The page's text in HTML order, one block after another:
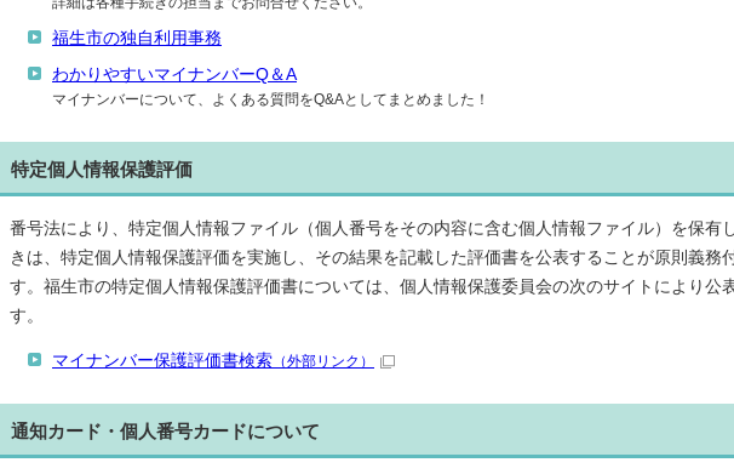
福生市の独自利用事務
わかりやすいマイナンバーQ＆A
マイナンバーについて、よくある質問をQ&Aとしてまとめました！
特定個人情報保護評価
番号法により、特定個人情報ファイル（個人番号をその内容に含む個人情報ファイル）を保有
きは、特定個人情報保護評価を実施し、その結果を記載した評価書を公表することが原則義務
す。福生市の特定個人情報保護評価書については、個人情報保護委員会の次のサイトにより公
す。
マイナンバー保護評価書検索 （外部リンク）
通知カード・個人番号カードについて